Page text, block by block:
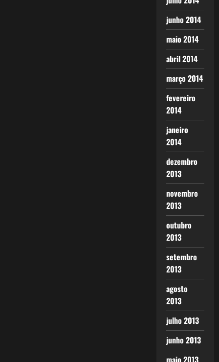
junho 2014
maio 2014
abril 2014
março 2014
fevereiro
2014
janeiro
2014
dezembro
2013
novembro
2013
outubro
2013
setembro
2013
agosto
2013
julho 2013
junho 2013
maio 2013